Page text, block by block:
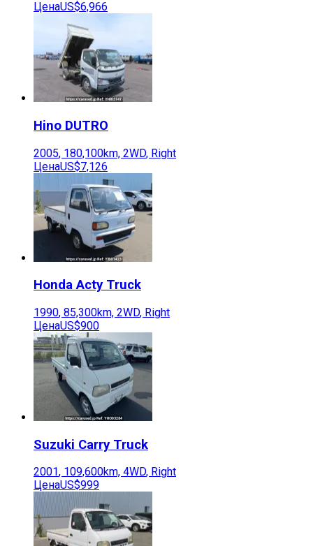
ЦенаUS$6,966
Hino DUTRO
2005, 180,100km, 2WD, Right
ЦенаUS$7,126
Honda Acty Truck
1990, 85,300km, 2WD, Right
ЦенаUS$900
Suzuki Carry Truck
2001, 109,600km, 4WD, Right
ЦенаUS$999